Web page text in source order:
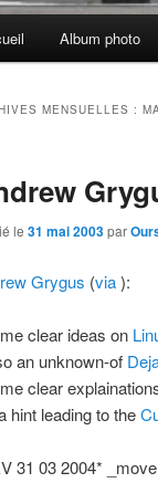
Album photo
MENSUELLES :
le 31 mai 2003par
Grygus (via):
clear ideas on
an unknown-of
clear
hint leading to the
31 03 2004*